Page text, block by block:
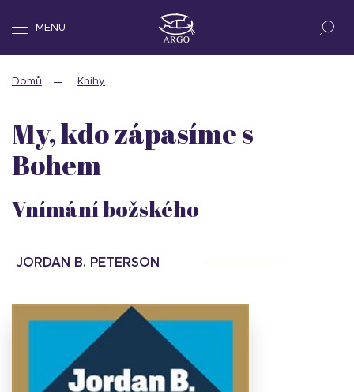
MENU
Domů Knihy
My, kdo zápasíme s
Bohem
Vnímání božského
JORDAN B. PETERSON